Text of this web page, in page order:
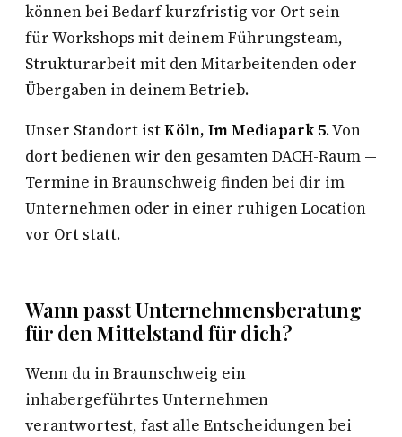
können bei Bedarf kurzfristig vor Ort sein —
für Workshops mit deinem Führungsteam,
Strukturarbeit mit den Mitarbeitenden oder
Übergaben in deinem Betrieb.
Unser Standort istKöln, Im Mediapark 5. Von
dort bedienen wir den gesamten DACH-Raum —
Termine in Braunschweig finden bei dir im
Unternehmen oder in einer ruhigen Location
vor Ort statt.
Wann passt Unternehmensberatung
für den Mittelstand für dich?
Wenn du in Braunschweig ein
inhabergeführtes Unternehmen
verantwortest, fast alle Entscheidungen bei